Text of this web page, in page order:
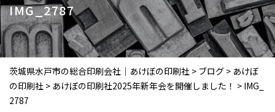
IMG_2787
茨城県水戸市の総合印刷会社｜あけぼの印刷社 > ブログ > あけぼ
の印刷社 > あけぼの印刷社2025年新年会を開催しました！ > IMG_
2787